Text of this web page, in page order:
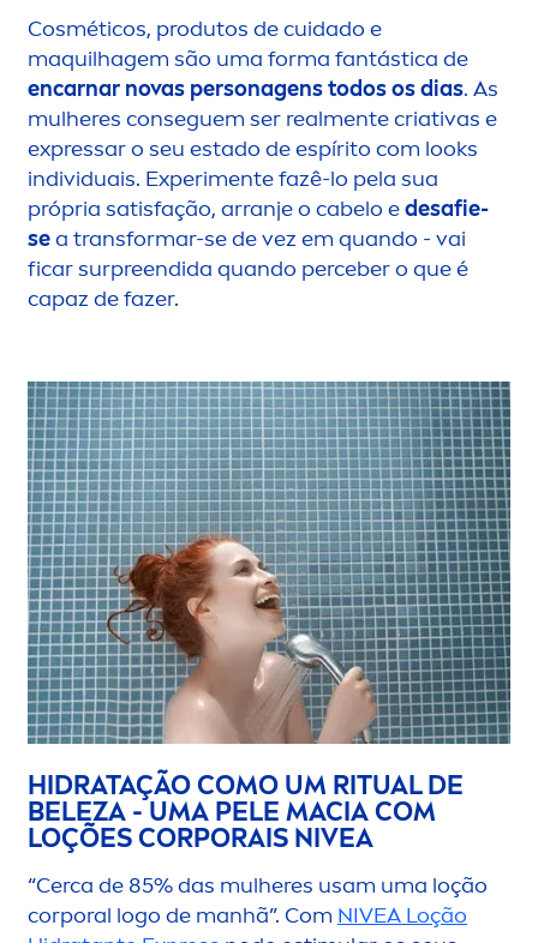
Cosméticos, produtos de cuidado e
maquilhagem são uma forma fantástica de
encarnar novas personagens todos os dias. As
mulheres conseguem ser realmente criativas e
expressar o seu estado de espírito com looks
individuais. Experimente fazê-lo pela sua
própria satisfação, arranje o cabelo edesafie-
sea transformar-se de vez em quando - vai
ficar surpreendida quando perceber o que é
capaz de fazer.
HIDRATAÇÃO COMO UM RITUAL DE
BELEZA - UMA PELE MACIA COM
LOÇÕES CORPORAIS NIVEA
“Cerca de 85% das mulheres usam uma loção
corporal logo de manhã”. Com NIVEA Loção